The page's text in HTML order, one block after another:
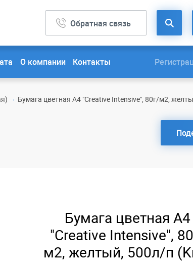
Обратная связь
О компании Контакты
Бумага цветная А4 "Creative Intensive", 80г/м2,
Бумага цветная А4
"Creative Intensive",
м2, желтый, 500л/п